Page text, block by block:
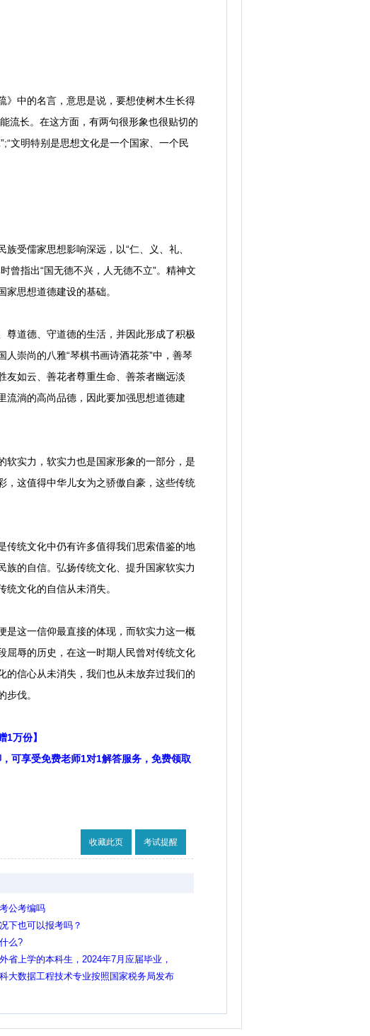
中的名言，意思是说，要想使树木生长得
流长。在这方面，有两句很形象也很贴切的
文明特别是思想文化是一个国家、一个民
受儒家思想影响深远，以“仁、义、礼、
曾指出“国无德不兴，人无德不立”。精神文
思想道德建设的基础。
道德、守道德的生活，并因此形成了积极
崇尚的八雅“琴棋书画诗酒花茶”中，善琴
友如云、善花者尊重生命、善茶者幽远淡
流淌的高尚品德，因此要加强思想道德建
实力，软实力也是国家形象的一部分，是
，这值得中华儿女为之骄傲自豪，这些传统
统文化中仍有许多值得我们思索借鉴的地
的自信。弘扬传统文化、提升国家软实力
文化的自信从未消失。
这一信仰最直接的体现，而软实力这一概
屈辱的历史，在这一时期人民曾对传统文化
的信心从未消失，我们也从未放弃过我们的
伐。
1万份】
可享受免费老师1对1解答服务，免费领取
收藏此页 考试提醒
公考编吗
下也可以报考吗？
么?
省上学的本科生，2024年7月应届毕业，
省考么？
大数据工程技术专业按照国家税务局发布